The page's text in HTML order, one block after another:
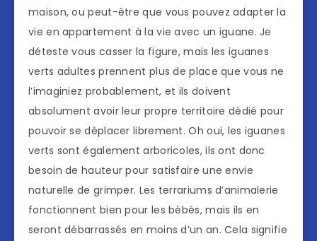
maison, ou peut-être que vous pouvez adapter la
vie en appartement à la vie avec un iguane. Je
déteste vous casser la figure, mais les iguanes
verts adultes prennent plus de place que vous ne
l’imaginiez probablement, et ils doivent
absolument avoir leur propre territoire dédié pour
pouvoir se déplacer librement. Oh oui, les iguanes
verts sont également arboricoles, ils ont donc
besoin de hauteur pour satisfaire une envie
naturelle de grimper. Les terrariums d’animalerie
fonctionnent bien pour les bébés, mais ils en
seront débarrassés en moins d’un an. Cela signifie